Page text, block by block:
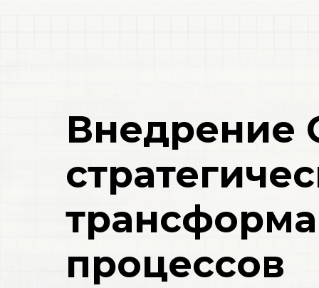
Внедрение
процессов